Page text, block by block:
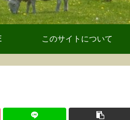
このサイトについて